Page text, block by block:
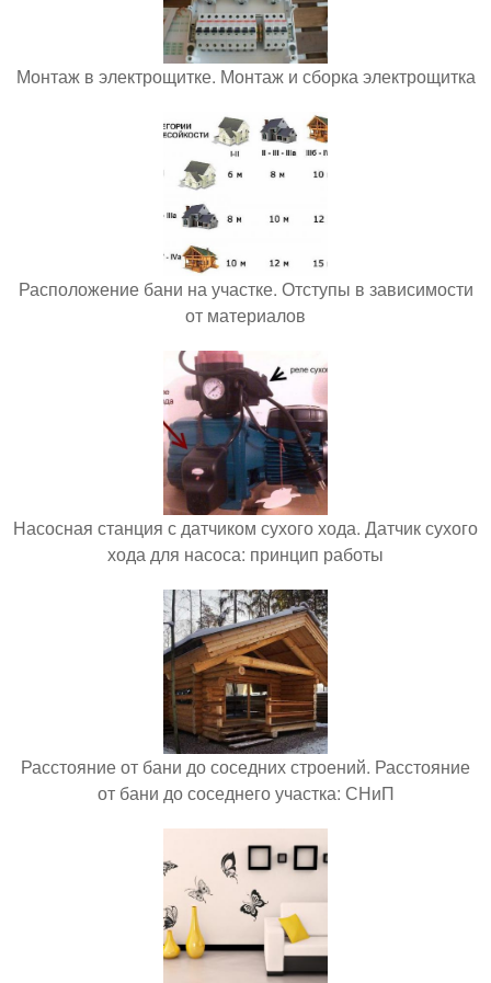
Монтаж в электрощитке. Монтаж и сборка электрощитка
Расположение бани на участке. Отступы в зависимости
от материалов
Насосная станция с датчиком сухого хода. Датчик сухого
хода для насоса: принцип работы
Расстояние от бани до соседних строений. Расстояние
от бани до соседнего участка: СНиП